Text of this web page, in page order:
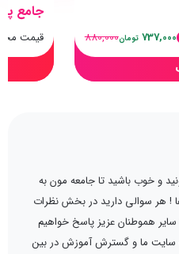
و خوب باشید تا جامعه مون به
! هر سوالی دارید در بخش نظرات
هموطنان عزیز پاسخ خواهیم
سایت ما و گسترش آموزش در بین
737,000 تومان880,000
جامع
قیمت